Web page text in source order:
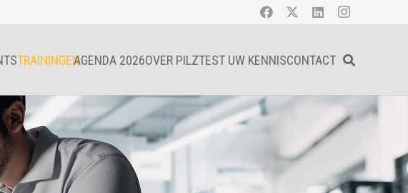
TRAININGENAGENDA 2026OVER PILZTEST UW KENNISCONTACT